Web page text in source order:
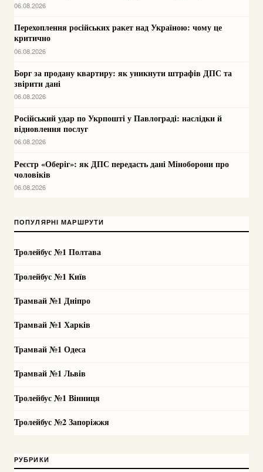
06.08.2026
Перехоплення російських ракет над Україною: чому це
критично
06.08.2026
Борг за продану квартиру: як уникнути штрафів ДПС та
звірити дані
06.08.2026
Російський удар по Укрпошті у Павлограді: наслідки й
відновлення послуг
06.08.2026
Реєстр «Оберіг»: як ДПС передасть дані Міноборони про
чоловіків
06.08.2026
ПОПУЛЯРНІ МАРШРУТИ
Тролейбус №1 Полтава
Тролейбус №1 Київ
Трамвай №1 Дніпро
Трамвай №1 Харків
Трамвай №1 Одеса
Трамвай №1 Львів
Тролейбус №1 Вінниця
Тролейбус №2 Запоріжжя
РУБРИКИ